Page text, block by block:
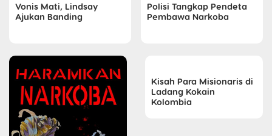
Vonis Mati, Lindsay
Ajukan Banding
Polisi Tangkap Pendeta
Pembawa Narkoba
Kisah Para Misionaris di
Ladang Kokain
Kolombia